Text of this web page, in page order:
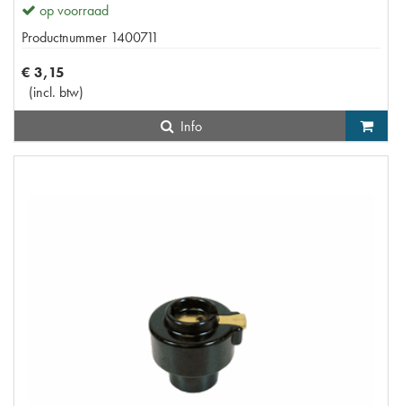
op voorraad
Productnummer 1400711
€ 3,15
(incl. btw)
Info